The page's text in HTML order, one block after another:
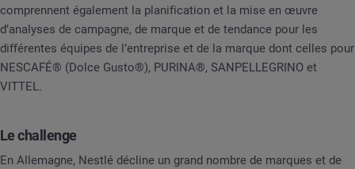
comprennent également la planification et la mise en œuvre
d’analyses de campagne, de marque et de tendance pour les
différentes équipes de l’entreprise et de la marque dont celles pour
NESCAFÉ® (Dolce Gusto®), PURINA®, SANPELLEGRINO et
VITTEL.
Le challenge
En Allemagne, Nestlé décline un grand nombre de marques et de